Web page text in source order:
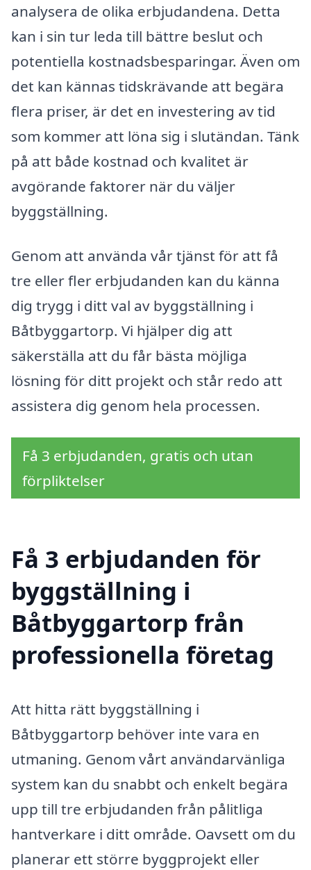
analysera de olika erbjudandena. Detta
kan i sin tur leda till bättre beslut och
potentiella kostnadsbesparingar. Även om
det kan kännas tidskrävande att begära
flera priser, är det en investering av tid
som kommer att löna sig i slutändan. Tänk
på att både kostnad och kvalitet är
avgörande faktorer när du väljer
byggställning.
Genom att använda vår tjänst för att få
tre eller fler erbjudanden kan du känna
dig trygg i ditt val av byggställning i
Båtbyggartorp. Vi hjälper dig att
säkerställa att du får bästa möjliga
lösning för ditt projekt och står redo att
assistera dig genom hela processen.
Få 3 erbjudanden, gratis och utan
förpliktelser
Få 3 erbjudanden för
byggställning i
Båtbyggartorp från
professionella företag
Att hitta rätt byggställning i
Båtbyggartorp behöver inte vara en
utmaning. Genom vårt användarvänliga
system kan du snabbt och enkelt begära
upp till tre erbjudanden från pålitliga
hantverkare i ditt område. Oavsett om du
planerar ett större byggprojekt eller